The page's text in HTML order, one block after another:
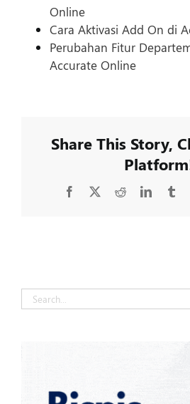
Online
Cara Aktivasi Add On di
Perubahan Fitur
Accurate Online
Share This Story,
Facebook
X RedditLinkedIn
Search
for: